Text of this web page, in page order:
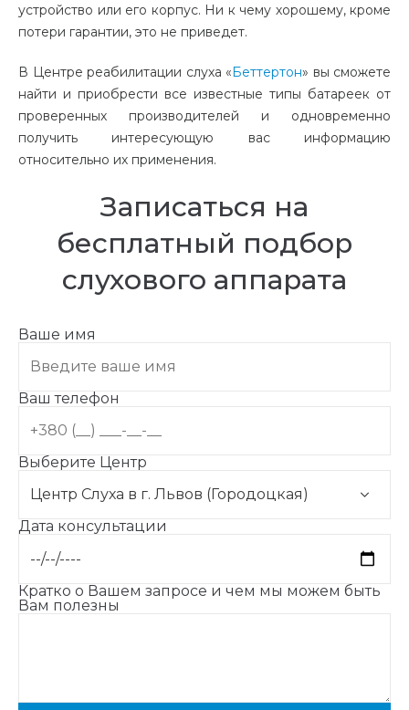
устройство или его корпус. Ни к чему хорошему, кроме
потери гарантии, это не приведет.
В Центре реабилитации слуха «Беттертон» вы сможете
найти и приобрести все известные типы батареек от
проверенных производителей и одновременно
получить интересующую вас информацию
относительно их применения.
Записаться на
бесплатный подбор
слухового аппарата
Ваше имя
Ваш телефон
Выберите Центр
Дата консультации
Кратко о Вашем запросе и чем мы можем быть
Вам полезны